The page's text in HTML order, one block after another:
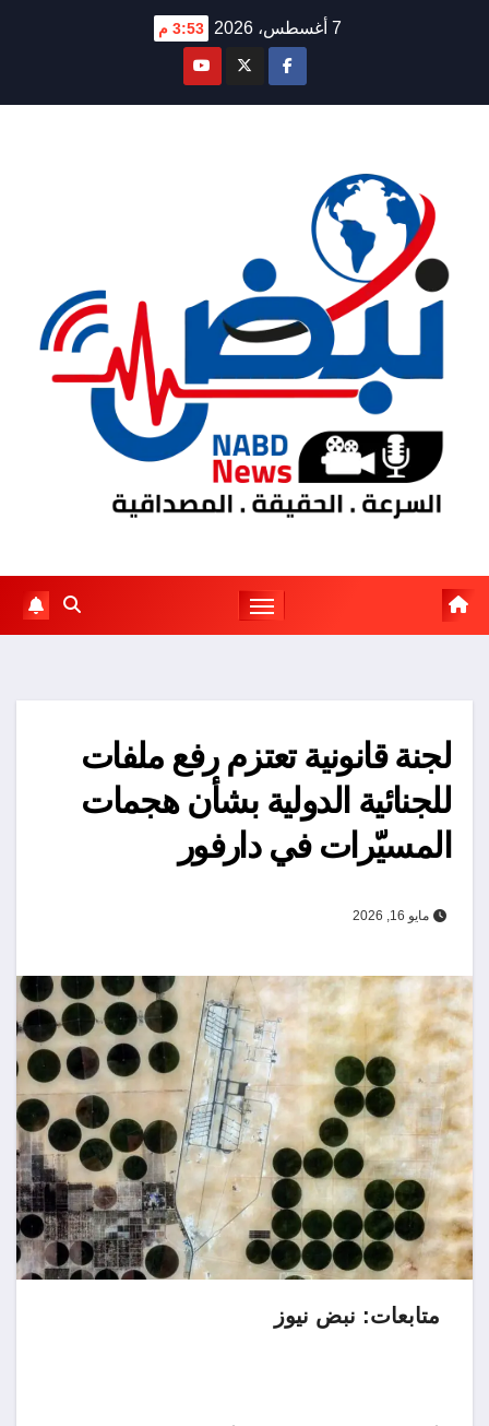
7 أغسطس، 2026 3:53 م
لجنة قانونية تعتزم رفع ملفات
للجنائية الدولية بشأن هجمات
المسيّرات في دارفور
مايو 16, 2026
متابعات: نبض نيوز